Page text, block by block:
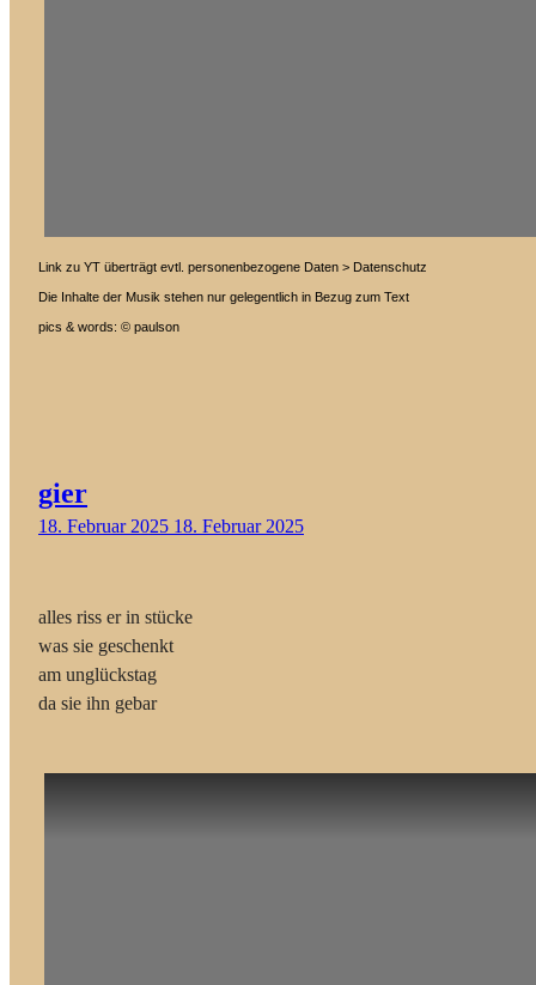
Link zu YT überträgt evtl. personenbezogene Daten > Datenschutz
Die Inhalte der Musik stehen nur gelegentlich in Bezug zum Text
pics & words: © paulson
gier
18. Februar 2025 18. Februar 2025
alles riss er in stücke
was sie geschenkt
am unglückstag
da sie ihn gebar